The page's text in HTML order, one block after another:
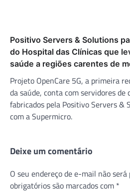
Positivo Servers & Solutions
do Hospital das Clínicas que
saúde a regiões carentes de
Projeto OpenCare 5G, a primeira
da saúde, conta com servidores de
fabricados pela Positivo Servers &
com a Supermicro.
Deixe um comentário
O seu endereço de e-mail não será
obrigatórios são marcados com *